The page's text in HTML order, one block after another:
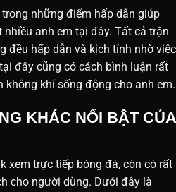
những điểm hấp dẫn giúp
anh em tại đây. Tất cả trận
đều hấp dẫn và kịch tính nhờ việc
đây cũng có cách bình luận rất
không khí sống động cho anh em.
KHÁC NỔI BẬT CỦA
xem trực tiếp bóng đá, còn có rất
cho người dùng. Dưới đây là